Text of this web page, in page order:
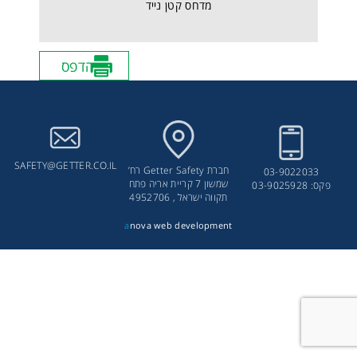
מדחס קטן נייד
הדפס
03-9022033
פקס: 03-9025928
חברת Getter Safety רח’
שמשון 7 קריית אריה פתח
תקווה ישראל , 4952706
SAFETY@GETTER.CO.IL
a nova web development